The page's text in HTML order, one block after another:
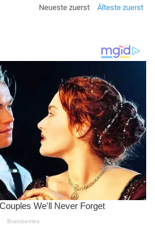
Neueste zuerst
Älteste zuerst